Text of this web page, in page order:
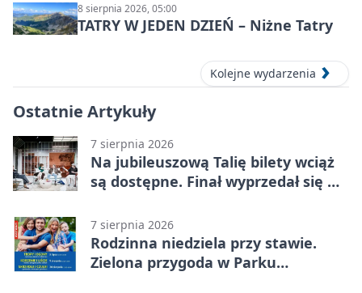
8 sierpnia 2026, 05:00
TATRY W JEDEN DZIEŃ – Niżne Tatry
Kolejne wydarzenia
Ostatnie Artykuły
7 sierpnia 2026
Na jubileuszową Talię bilety wciąż
są dostępne. Finał wyprzedał się w
7 sierpnia 2026
Rodzinna niedziela przy stawie.
Zielona przygoda w Parku